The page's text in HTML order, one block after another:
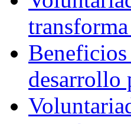
desarrollo